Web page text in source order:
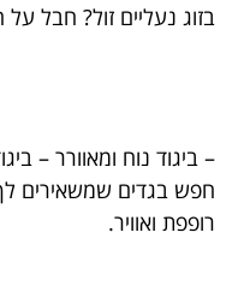
בזוג נעליים זול? חבל על
– ביגוד נוח ומאוורר –
חפש בגדים שמשאירים
רופפת ואוויר.